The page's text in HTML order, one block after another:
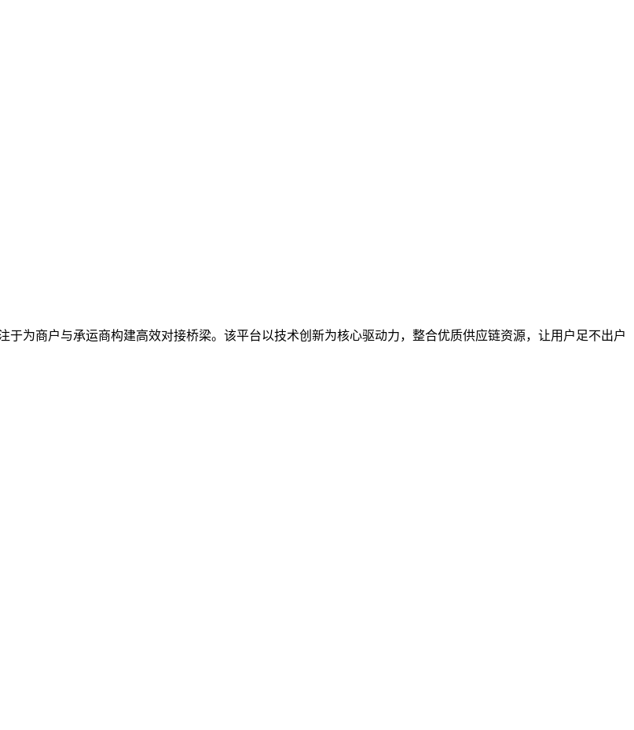
于为商户与承运商构建高效对接桥梁。该平台以技术创新为核心驱动力，整合优质供应链资源，让用户足不出户